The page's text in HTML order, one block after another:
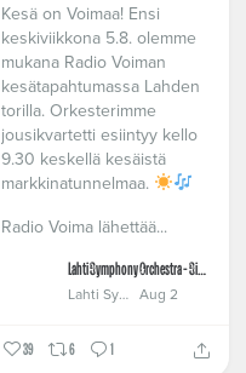
Kesä on Voimaa! Ensi
keskiviikkona 5.8. olemme
mukana Radio Voiman
kesätapahtumassa Lahden
torilla. Orkesterimme
jousikvartetti esiintyy kello
9.30 keskellä kesäistä
markkinatunnelmaa.
Radio Voima lähettää...
Lahti Symphony Orchestra - Sinfonia Lahti
Lahti Symphony Orchestra - Sinfonia Lahti Aug 2
39 6 1